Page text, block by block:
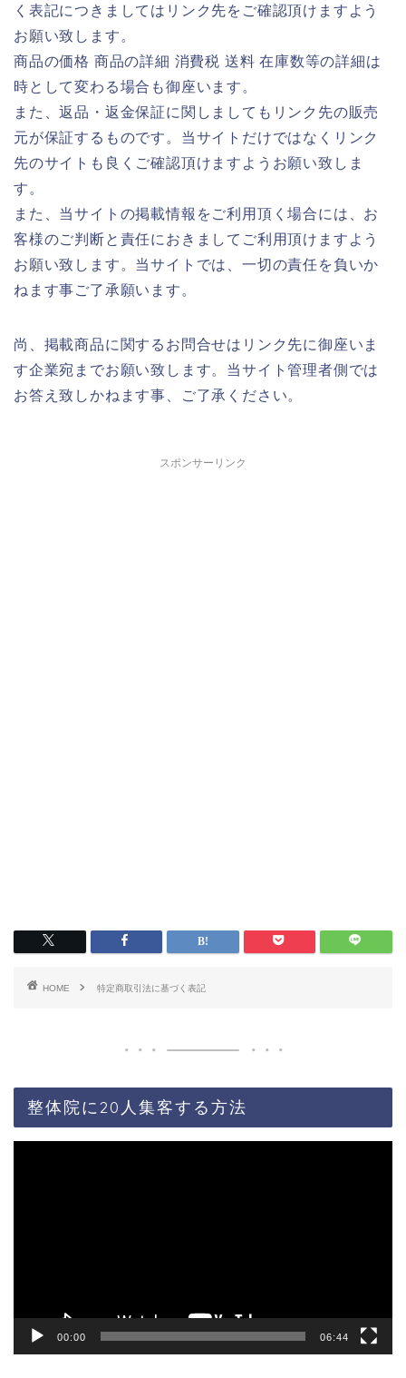
く表記につきましてはリンク先をご確認頂けますよう
お願い致します。
商品の価格 商品の詳細 消費税 送料 在庫数等の詳細は
時として変わる場合も御座います。
また、返品・返金保証に関しましてもリンク先の販売
元が保証するものです。当サイトだけではなくリンク
先のサイトも良くご確認頂けますようお願い致しま
す。
また、当サイトの掲載情報をご利用頂く場合には、お
客様のご判断と責任におきましてご利用頂けますよう
お願い致します。当サイトでは、一切の責任を負いか
ねます事ご了承願います。
尚、掲載商品に関するお問合せはリンク先に御座いま
す企業宛までお願い致します。当サイト管理者側では
お答え致しかねます事、ご了承ください。
スポンサーリンク
HOME 特定商取引法に基づく表記
整体院に20人集客する方法
00:00 06:44